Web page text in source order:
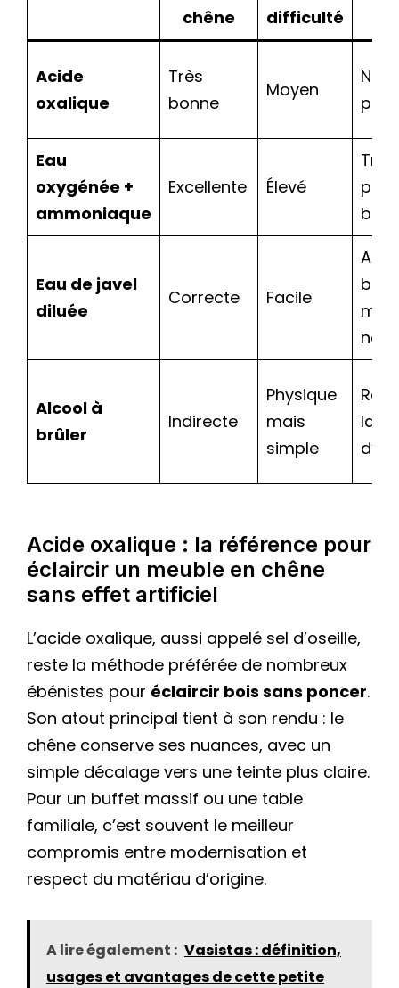
chêne
difficulté
Acide
oxalique
Très
bonne
Moyen
Eau
oxygénée +
ammoniaque
Excellente Élevé
Eau de javel
diluée
Correcte Facile
Alcool à
brûler
Indirecte
Physique
mais
simple
la
Acide oxalique : la référence pour
éclaircir un meuble en chêne
sans effet artificiel
L’acide oxalique, aussi appelé sel d’oseille,
reste la méthode préférée de nombreux
ébénistes pour éclaircir bois sans poncer.
Son atout principal tient à son rendu : le
chêne conserve ses nuances, avec un
simple décalage vers une teinte plus claire.
Pour un buffet massif ou une table
familiale, c’est souvent le meilleur
compromis entre modernisation et
respect du matériau d’origine.
A lire également : Vasistas : définition,
usages et avantages de cette petite